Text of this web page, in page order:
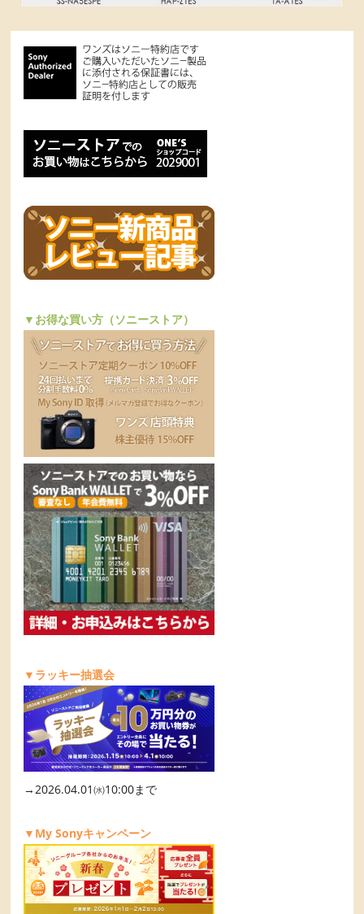
▼お得な買い方（ソニーストア）
▼ラッキー抽選会
→2026.04.01㈬10:00まで
▼My Sonyキャンペーン